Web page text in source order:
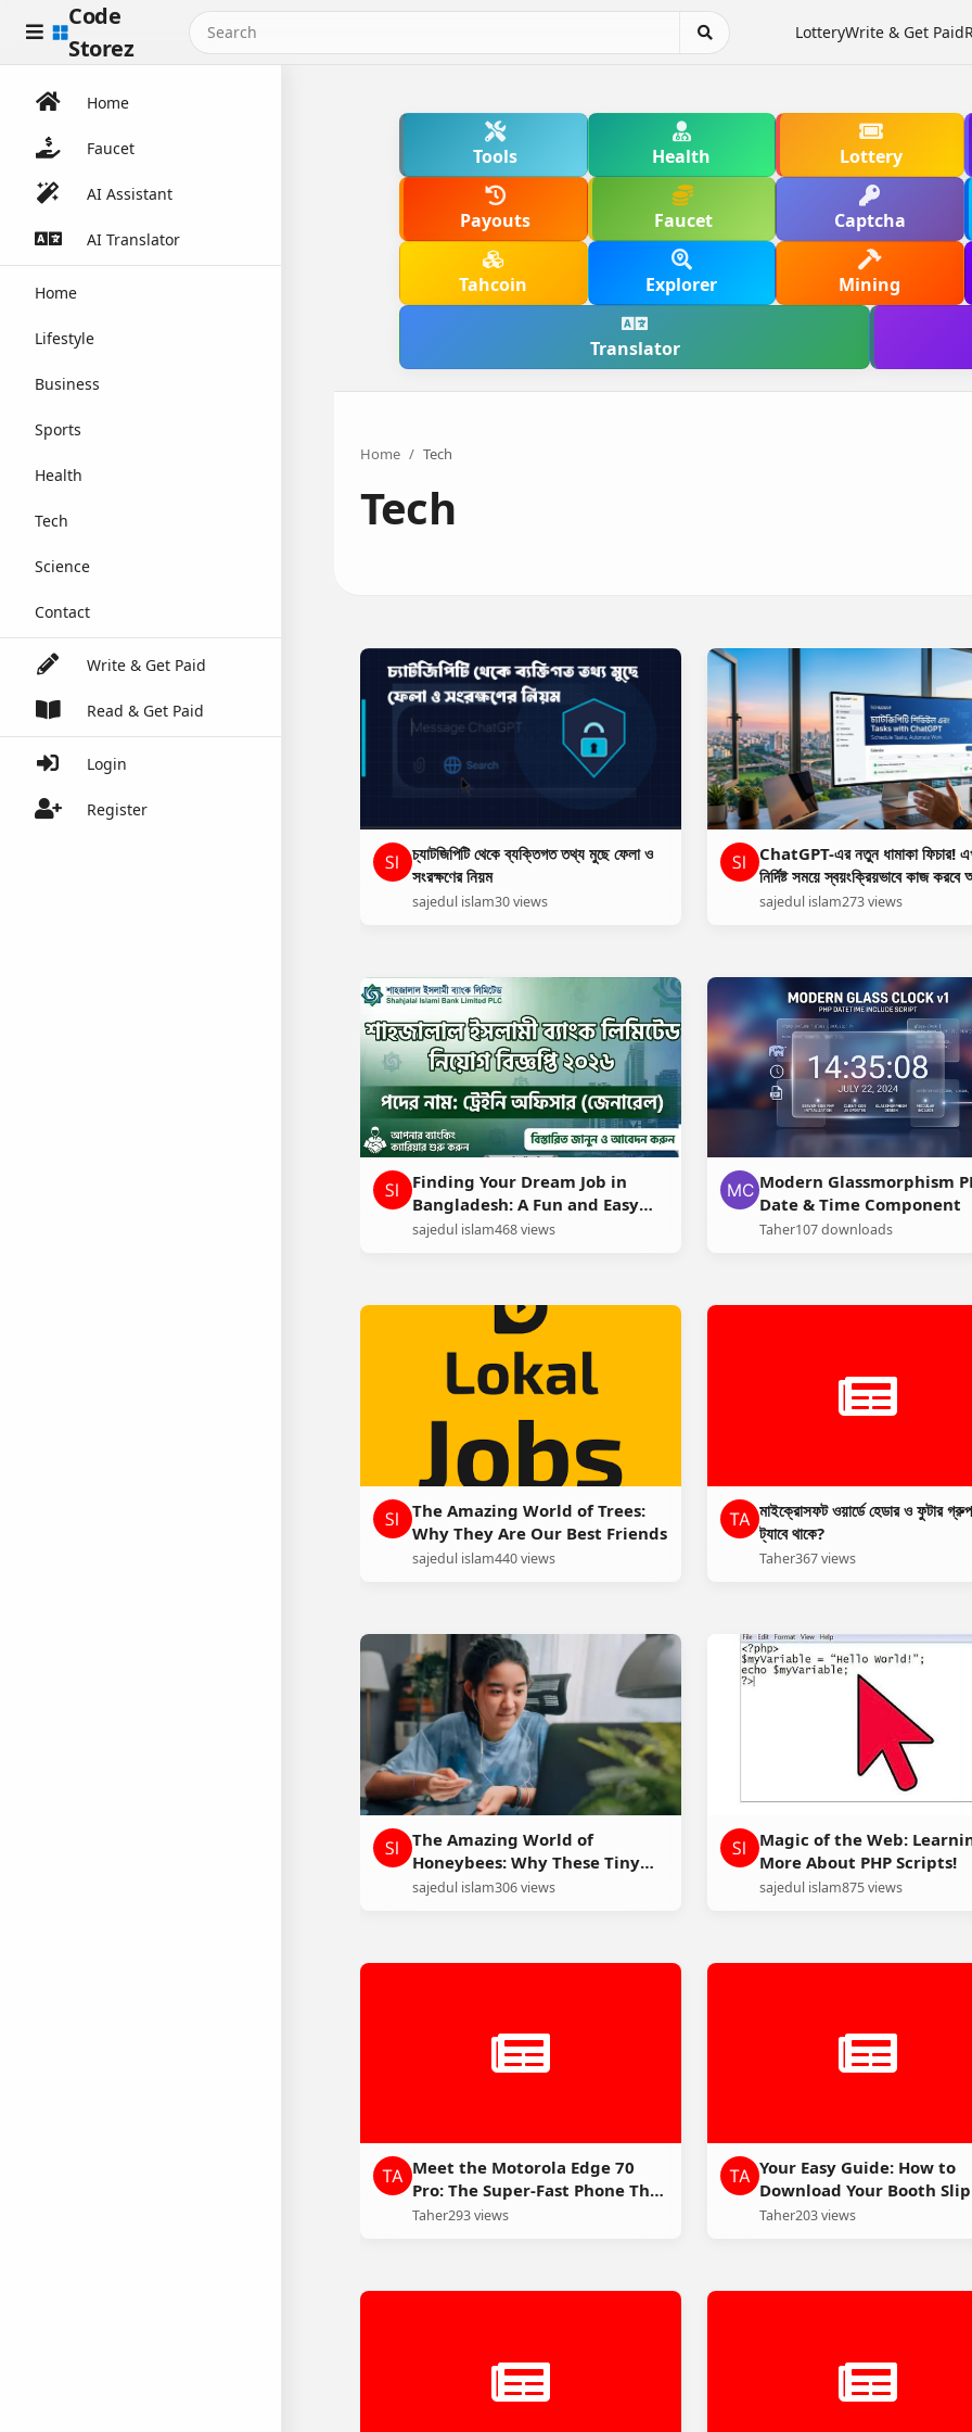
Code
Storez
LotteryWrite & Get Paid
Home
Faucet
AI Assistant
AI Translator
Home
Lifestyle
Business
Sports
Health
Tech
Science
Contact
Write & Get Paid
Read & Get Paid
Login
Register
Tools Health Lottery
Payouts Faucet Captcha
Tahcoin Explorer Mining
Translator
Home Tech
Tech
চ্যাটজিপিটি থেকে ব্যক্তিগত তথ্য মুছে ফেলা ও
সংরক্ষণের নিয়ম
sajedul islam30 views
ChatGPT-এর নতুন ধামাকা ফিচার!
নির্দিষ্ট সময়ে স্বয়ংক্রিয়ভাবে কাজ করবে
এআই অ্যাসিস্ট্যান্ট
sajedul islam273 views
Finding Your Dream Job in
Bangladesh: A Fun and Easy
Guide!
sajedul islam468 views
Modern Glassmorphism
Date & Time Component
Taher107 downloads
The Amazing World of Trees:
Why They Are Our Best Friends
sajedul islam440 views
মাইক্রোসফট ওয়ার্ডে হেডার ও ফুটার
ট্যাবে থাকে?
Taher367 views
The Amazing World of
Honeybees: Why These Tiny
Helpers Matter
sajedul islam306 views
Magic of the Web:
More About PHP Scripts!
sajedul islam875 views
Meet the Motorola Edge 70
Pro: The Super-Fast Phone That
Feels Like Magic!
Taher293 views
Your Easy Guide: How to
Download Your Booth
Election Day
Taher203 views